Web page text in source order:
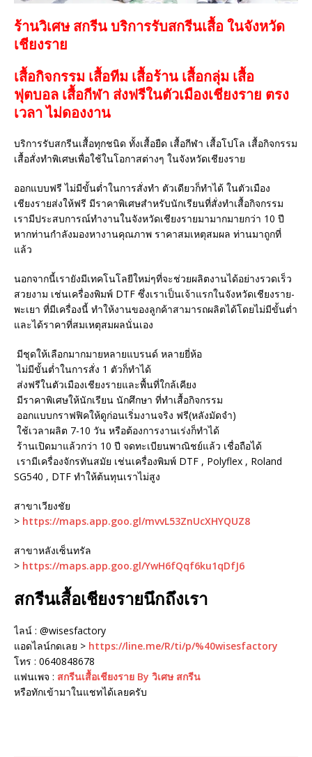
ร้านวิเศษ สกรีน บริการรับสกรีนเสื้อ ในจังหวัด
เชียงราย
เสื้อกิจกรรม เสื้อทีม เสื้อร้าน เสื้อกลุ่ม เสื้อ
ฟุตบอล เสื้อกีฬา ส่งฟรีในตัวเมืองเชียงราย ตรง
เวลา ไม่ดองงาน
บริการรับสกรีนเสื้อทุกชนิด ทั้งเสื้อยืด เสื้อกีฬา เสื้อโปโล เสื้อกิจกรรม
เสื้อสั่งทำพิเศษเพื่อใช้ในโอกาสต่างๆ ในจังหวัดเชียงราย
ออกแบบฟรี ไม่มีขั้นต่ำในการสั่งทำ ตัวเดียวก็ทำได้ ในตัวเมือง
เชียงรายส่งให้ฟรี มีราคาพิเศษสำหรับนักเรียนที่สั่งทำเสื้อกิจกรรม
เรามีประสบการณ์ทำงานในจังหวัดเชียงรายมามากมายกว่า 10 ปี
หากท่านกำลังมองหางานคุณภาพ ราคาสมเหตุสมผล ท่านมาถูกที่
แล้ว
นอกจากนี้เรายังมีเทคโนโลยีใหม่ๆที่จะช่วยผลิตงานได้อย่างรวดเร็ว
สวยงาม เช่นเครื่องพิมพ์ DTF ซึ่งเราเป็นเจ้าแรกในจังหวัดเชียงราย-
พะเยา ที่มีเครื่องนี้ ทำให้งานของลูกค้าสามารถผลิตได้โดยไม่มีขั้นต่ำ
และได้ราคาที่สมเหตุสมผลนั่นเอง
มีชุดให้เลือกมากมายหลายแบรนด์ หลายยี่ห้อ
ไม่มีขั้นต่ำในการสั่ง 1 ตัวก็ทำได้
ส่งฟรีในตัวเมืองเชียงรายและพื้นที่ใกล้เคียง
มีราคาพิเศษให้นักเรียน นักศึกษา ที่ทำเสื้อกิจกรรม
ออกแบบกราฟฟิคให้ดูก่อนเริ่มงานจริง ฟรี(หลังมัดจำ)
ใช้เวลาผลิต 7-10 วัน หรือต้องการงานเร่งก็ทำได้
ร้านเปิดมาแล้วกว่า 10 ปี จดทะเบียนพาณิชย์แล้ว เชื่อถือได้
เรามีเครื่องจักรทันสมัย เช่นเครื่องพิมพ์ DTF , Polyflex , Roland
SG540 , DTF ทำให้ต้นทุนเราไม่สูง
สาขาเวียงชัย
> https://maps.app.goo.gl/mvvL53ZnUcXHYQUZ8
สาขาหลังเซ็นทรัล
> https://maps.app.goo.gl/YwH6fQqf6ku1qDfJ6
สกรีนเสื้อเชียงรายนึกถึงเรา
ไลน์ : @wisesfactory
แอดไลน์กดเลย > https://line.me/R/ti/p/%40wisesfactory
โทร : 0640848678
แฟนเพจ : สกรีนเสื้อเชียงราย By วิเศษ สกรีน
หรือทักเข้ามาในแชทได้เลยครับ